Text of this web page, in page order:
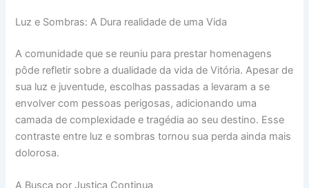
Luz e Sombras: A Dura realidade de uma Vida
A comunidade que se reuniu para prestar homenagens
pôde refletir sobre a dualidade da vida de Vitória. Apesar de
sua luz e juventude, escolhas passadas a levaram a se
envolver com pessoas perigosas, adicionando uma
camada de complexidade e tragédia ao seu destino. Esse
contraste entre luz e sombras tornou sua perda ainda mais
dolorosa.
A Busca por Justiça Continua